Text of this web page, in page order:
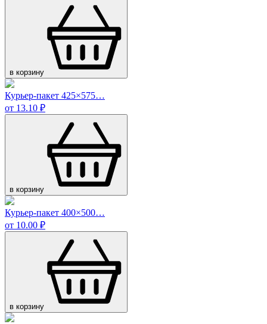
в корзину
Курьер-пакет 425×575…
от 13.10 ₽
в корзину
Курьер-пакет 400×500…
от 10.00 ₽
в корзину